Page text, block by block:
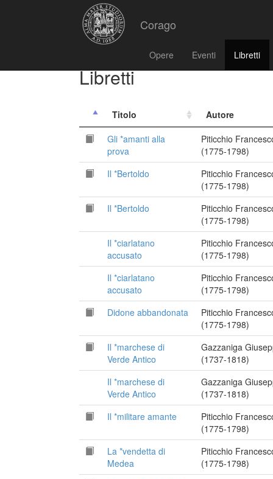
Corago
Opere Eventi Libretti
Libretti
Titolo
Autore
Gli *amanti alla
prova
Piticchio
(1775-1798)
Il *Bertoldo
Piticchio
(1775-1798)
Il *Bertoldo
Piticchio
(1775-1798)
Il *ciarlatano
accusato
Piticchio
(1775-1798)
Il *ciarlatano
accusato
Piticchio
(1775-1798)
Didone abbandonata
Piticchio
(1775-1798)
Il *marchese di
Verde Antico
Gazzaniga
(1737-1818)
Il *marchese di
Verde Antico
Gazzaniga
(1737-1818)
Il *militare amante
Piticchio
(1775-1798)
La *vendetta di
Medea
Piticchio
(1775-1798)